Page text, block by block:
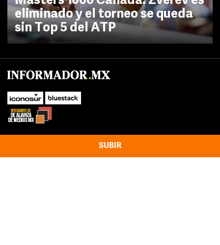
eliminado y el torneo se queda
sin Top 5 del ATP
SUBIR